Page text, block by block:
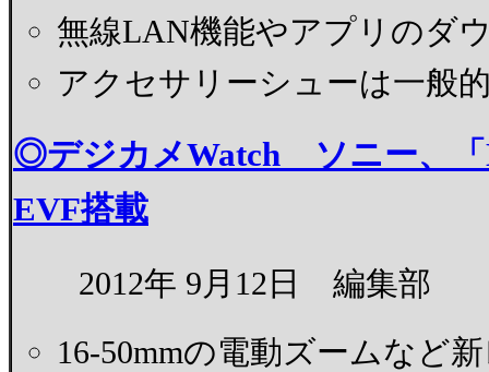
無線LAN機能やアプリのダ
アクセサリーシューは一般
◎デジカメWatch ソニー、「
EVF搭載
2012年 9月12日 編集部
16-50mmの電動ズームなど